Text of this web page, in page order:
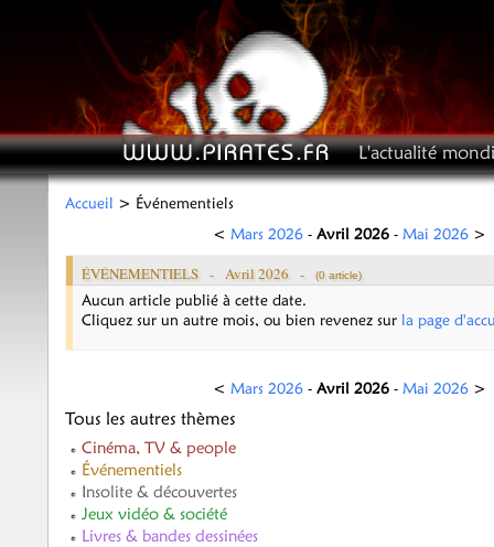
L'actualité
Accueil > Événementiels
< Mars 2026 - Avril 2026 - Mai 2026 >
ÉVÉNEMENTIELS - Avril 2026 - (0 article)
Aucun article publié à cette date.
Cliquez sur un autre mois, ou bien revenez sur la page
< Mars 2026 - Avril 2026 - Mai 2026 >
Tous les autres thèmes
Cinéma, TV & people
Événementiels
Insolite & découvertes
Jeux vidéo & société
Livres & bandes dessinées